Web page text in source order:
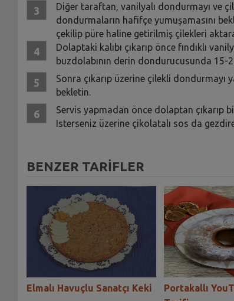
Diğer taraftan, vanilyalı dondurmayı ve
dondurmaların hafifçe yumuşamasını
çekilip püre haline getirilmiş çilekleri
Dolaptaki kalıbı çıkarıp önce fındıklı
buzdolabının derin dondurucusunda 15-
Sonra çıkarıp üzerine çilekli
bekletin.
Servis yapmadan önce dolaptan
Isterseniz üzerine çikolatalı sos da
BENZER TARİFLER
Elmalı Havuçlu Sanatçı Keki
Portakallı